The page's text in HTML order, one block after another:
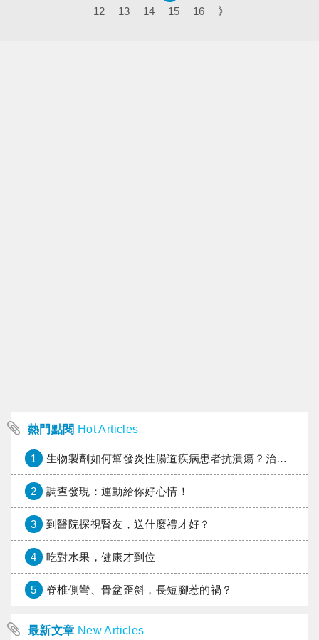
12
13 14 15 16 》
熱門點閱 Hot Articles
1 生物製劑如何幫發炎性腸道疾病患者抗潰瘍？治療進展與健保給付困境一次看
2 調查發現：運動給你好心情！
3 到醫院探視腎友，送什麼禮才好？
4 吃對水果，健康才到位
5 脊椎側彎、骨盆歪斜，長短腳惹的禍？
最新文章 New Articles